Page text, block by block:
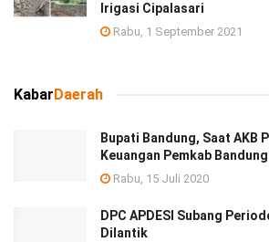
Irigasi Cipalasari
Rabu, 1 September 2021
Kabar Daerah
Bupati Bandung, Saat AKB
Keuangan Pemkab
Rabu, 15 Juli 2020
DPC APDESI Subang
Dilantik